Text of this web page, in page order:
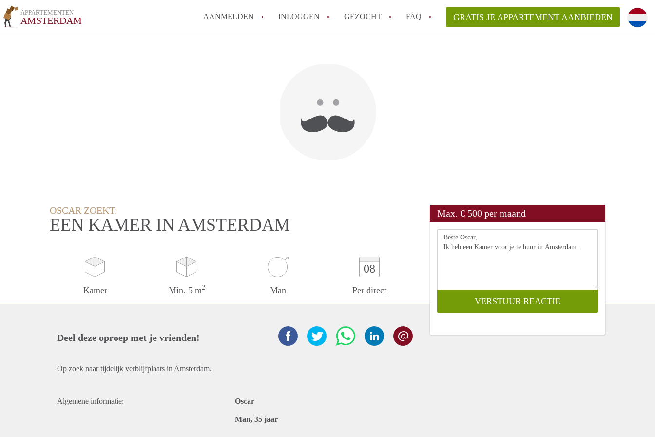
APPARTEMENTEN
AMSTERDAM AANMELDEN INLOGGEN GEZOCHT FAQ
Hoe vind je een goedkoop appartement in Amsterdam?
Wat zijn de verplichtingen van een verhuurder van een huur appartement?
Kan je beter een appartement huren of kopen in Amsterdam?
GRATIS JE APPARTEMENT AANBIEDEN
OSCAR ZOEKT:
EEN KAMER IN AMSTERDAM
Kamer Min. 5 m2 Man
08
Per direct
Max. € 500 per maand
Deel deze oproep met je vrienden!
Op zoek naar tijdelijk verblijfplaats in Amsterdam.
Algemene informatie: Oscar
Man, 35 jaar